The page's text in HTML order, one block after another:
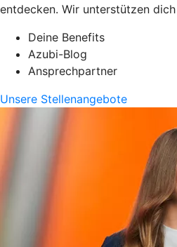
entdecken. Wir unterstützen
Deine Benefits
Azubi-Blog
Ansprechpartner
Unsere Stellenangebote